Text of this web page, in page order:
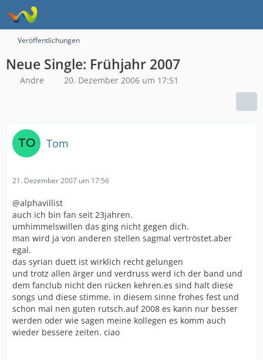
Veröffentlichungen
Neue Single: Frühjahr 2007
Andre 20. Dezember 2006 um 17:51
Tom
21. Dezember 2007 um 17:56
@alphavillist
auch ich bin fan seit 23jahren.
umhimmelswillen das ging nicht gegen dich.
man wird ja von anderen stellen sagmal vertröstet.aber
egal.
das syrian duett ist wirklich recht gelungen
und trotz allen ärger und verdruss werd ich der band und
dem fanclub nicht den rücken kehren.es sind halt diese
songs und diese stimme. in diesem sinne frohes fest und
schon mal nen guten rutsch.auf 2008 es kann nur besser
werden oder wie sagen meine kollegen es komm auch
wieder bessere zeiten. ciao